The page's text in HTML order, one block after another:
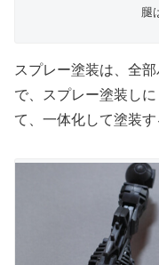
腿
スプレー塗装は、全
で、スプレー塗装し
て、一体化して塗装す